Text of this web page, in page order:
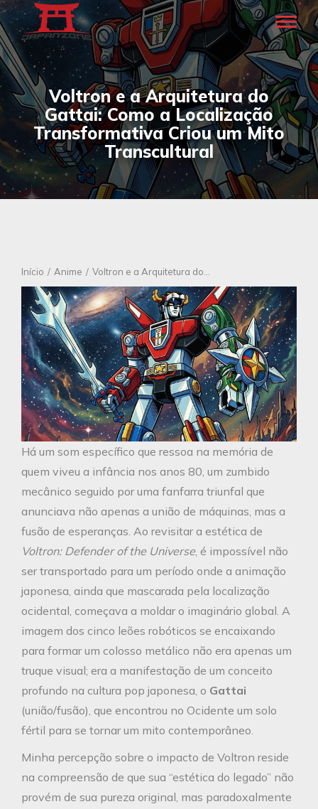
Voltron e a Arquitetura do
Gattai: Como a Localização
Transformativa Criou um Mito
Transcultural
Você está aqui:
Início Anime Voltron e a Arquitetura do…
Há um som específico que ressoa na memória de
quem viveu a infância nos anos 80, um zumbido
mecânico seguido por uma fanfarra triunfal que
anunciava não apenas a união de máquinas, mas a
fusão de esperanças. Ao revisitar a estética de
Voltron: Defender of the Universe, é impossível não
ser transportado para um período onde a animação
japonesa, ainda que mascarada pela localização
ocidental, começava a moldar o imaginário global. A
imagem dos cinco leões robóticos se encaixando
para formar um colosso metálico não era apenas um
truque visual; era a manifestação de um conceito
profundo na cultura pop japonesa, o Gattai
(união/fusão), que encontrou no Ocidente um solo
fértil para se tornar um mito contemporâneo.
Minha percepção sobre o impacto de Voltron reside
na compreensão de que sua “estética do legado” não
provém de sua pureza original, mas paradoxalmente